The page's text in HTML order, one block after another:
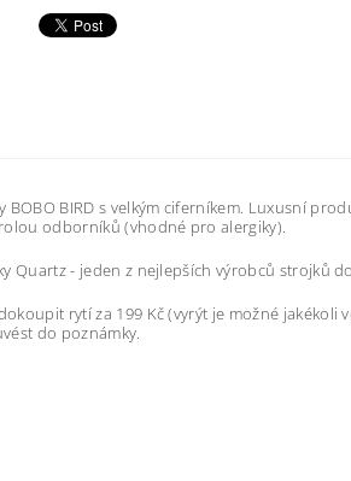
BOBO BIRD s velkým ciferníkem. Luxusní
odborníků (vhodné pro alergiky).
Quartz - jeden z nejlepších výrobců strojků
rytí za 199 Kč (vyrýt je možné
do poznámky.